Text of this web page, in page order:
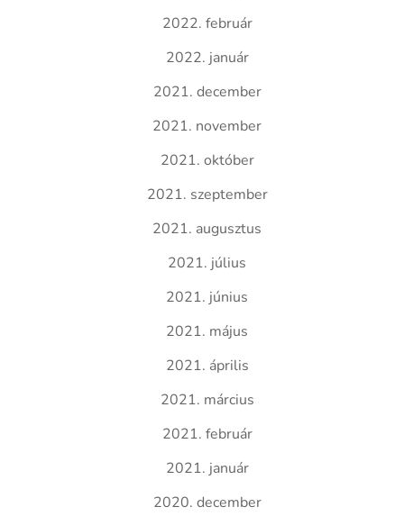
2022. február
2022. január
2021. december
2021. november
2021. október
2021. szeptember
2021. augusztus
2021. július
2021. június
2021. május
2021. április
2021. március
2021. február
2021. január
2020. december